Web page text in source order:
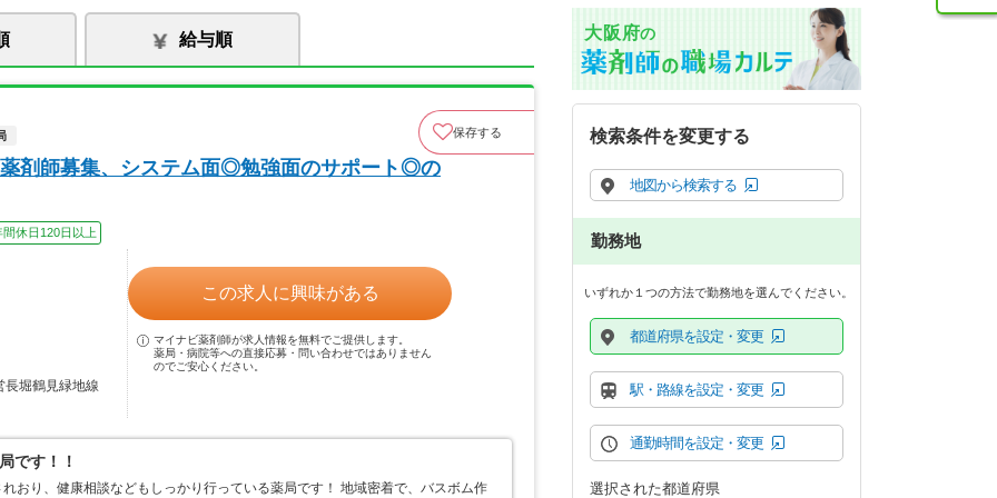
給与順
保存する
剤師募集、システム面◎勉強面のサポート◎の
間休日120日以上
長堀鶴見緑地線
この求人に興味がある
マイナビ薬剤師が求人情報を無料でご提供します。
薬局・病院等への直接応募・問い合わせではありません
のでご安心ください。
です！！
おり、健康相談などもしっかり行っている薬局です！ 地域密着で、バスボム作
大阪府の
検索条件を変更する
地図から検索する
勤務地
いずれか１つの方法で勤務地を選んでください。
都道府県を設定・変更
駅・路線を設定・変更
通勤時間を設定・変更
選択された都道府県